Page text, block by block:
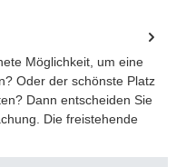
Möglichkeit, um eine
Oder der schönste Platz
Dann entscheiden Sie
Die freistehende